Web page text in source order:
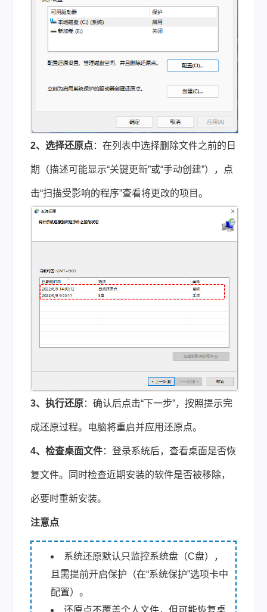
2、 选择还原点：在列表中选择删除文件之前的日
期（描述可能显示“关键更新”或“手动创建”），点
击“扫描受影响的程序”查看将更改的项目。
3、执行还原 ：确认后点击“下一步”，按照提示完
成还原过程。电脑将重启并应用还原点。
4、检查桌面文件：登录系统后，查看桌面是否恢
复文件。同时检查近期安装的软件是否被移除，
必要时重新安装。
注意点
系统还原默认只监控系统盘（C盘），
且需提前开启保护（在“系统保护”选项卡中
配置）。
还原点不覆盖个人文件，但可能恢复桌